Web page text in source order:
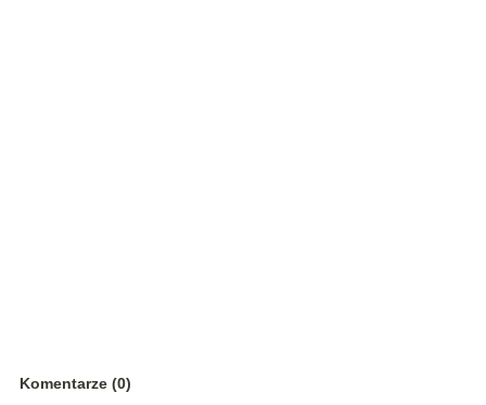
Komentarze (0)